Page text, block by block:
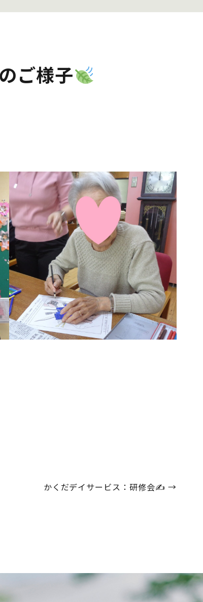
ご様子
かくだデイサービス：研修会✍ →